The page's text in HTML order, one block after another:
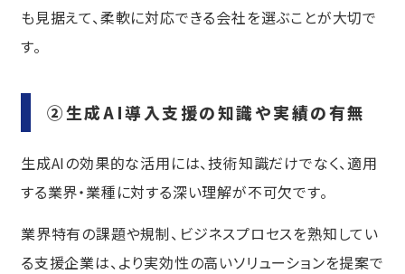
も見据えて、柔軟に対応できる会社を選ぶことが大切で
す。
②生成AI導入支援の知識や実績の有無
生成AIの効果的な活用には、技術知識だけでなく、適用
する業界・業種に対する深い理解が不可欠です。
業界特有の課題や規制、ビジネスプロセスを熟知してい
る支援企業は、より実効性の高いソリューションを提案で